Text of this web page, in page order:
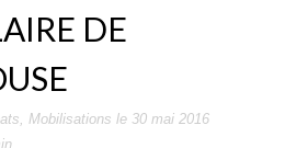
DE
, Mobilisations le 30 mai 2016